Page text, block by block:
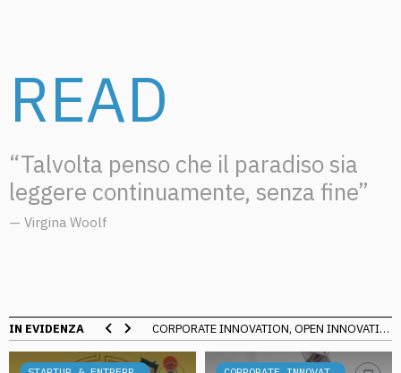
READ
“Talvolta penso che il paradiso sia
leggere continuamente, senza fine”
— Virgina Woolf
IN EVIDENZA CORPORATE INNOVATION, OPEN INNOVATION, DIGITAL TRANSFORMATION, SERVICE DESIGN, DESIGN THINKING, INTELLIGENZA ARTIFICIALE, BRANDING